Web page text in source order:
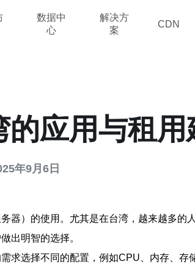
数据中
心
解决方
案
CDN
应用与租用
年9月6日
器）的使用。尤其是在台湾，越来越多的
出明智的选择。
求选择不同的配置，例如CPU、内存、存